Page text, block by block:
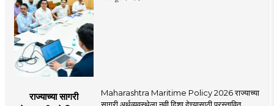
राज्याच्या सागरी
Maharashtra Maritime Policy 2026 राज्याच्या